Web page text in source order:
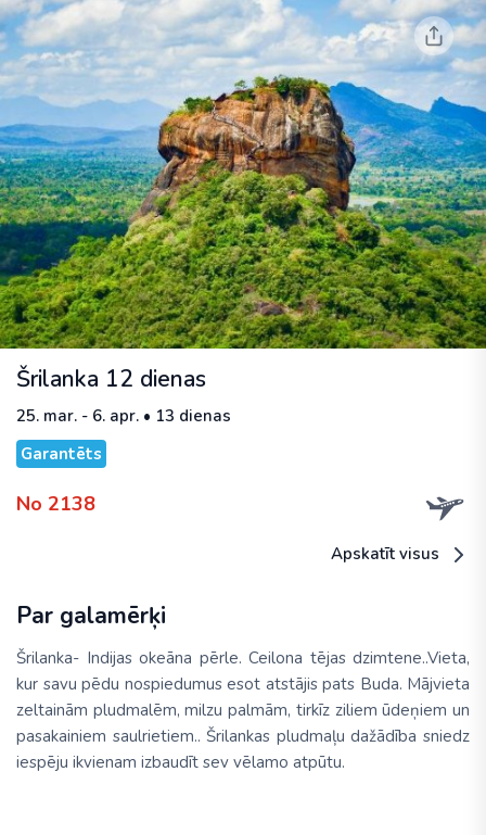
Šrilanka 12 dienas
25. mar. - 6. apr. • 13 dienas
Garantēts
No 2138
Apskatīt visus
Par galamērķi
Šrilanka- Indijas okeāna pērle. Ceilona tējas dzimtene..Vieta,
kur savu pēdu nospiedumus esot atstājis pats Buda. Mājvieta
zeltainām pludmalēm, milzu palmām, tirkīz ziliem ūdeņiem un
pasakainiem saulrietiem.. Šrilankas pludmaļu dažādība sniedz
iespēju ikvienam izbaudīt sev vēlamo atpūtu.